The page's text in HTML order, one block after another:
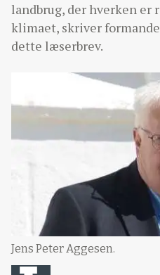
landbrug, der hverken
klimaet, skriver
dette læserbrev.
Jens Peter Aggesen.